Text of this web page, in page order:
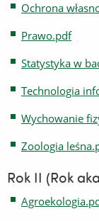
Ochrona
Prawo.pdf
Statystyka w
Technologia
Wychowanie
Zoologia
Rok II (Rok